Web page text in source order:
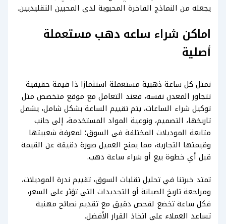
يجعله من النماذج الفاخرة المحبوبة لدى المحبين التقليديين.
اماكن شراء ساعه دهب مستعملة
أصلية
تمثل كل ساعة ذهبية مستعملة استثمارًا ذا قيمة حقيقية
تتجاوز المعدن نفسه، فعند التعامل مع موقع متخصص مثل
توكيل شراء الساعات، يتم تقييم الساعة بشكل شامل، يشمل
تاريخها، التصميم، ونوعية المواد المستخدمة، إلى جانب
متابعة الموديلات المختلفة في السوق؛ لمعرفة شعبيتها
وقيمتها التجارية، مما يمنح العميل صورة دقيقة عن القيمة
قبل أي خطوة بيع أو شراء ساعة دهب.
تمتد خبرتنا في تحليل تقلبات السوق، تقييم ندرة الموديلات،
ومراجعة تاريخ الصيانة أو التجديدات التي تؤثر على السعر،
فكل ساعة تخضع لفحص دقيق مع تقديم نصائح مهنية
تساعد العملاء على اتخاذ القرار الأفضل.